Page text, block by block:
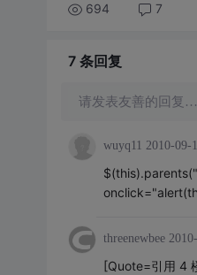
694 7
7 条回复
请发表友善的回复…
wuyq11 2010-09-
threenewbee
[Quote=引用 4